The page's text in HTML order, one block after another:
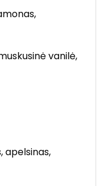
vanilė,
apelsinas,